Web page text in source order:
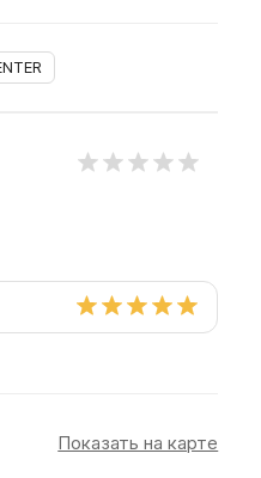
Показать на карте